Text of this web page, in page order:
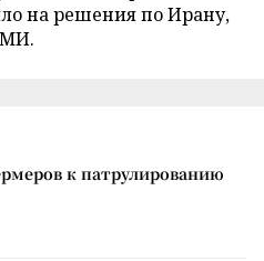
на решения по Ирану,
к патрулированию